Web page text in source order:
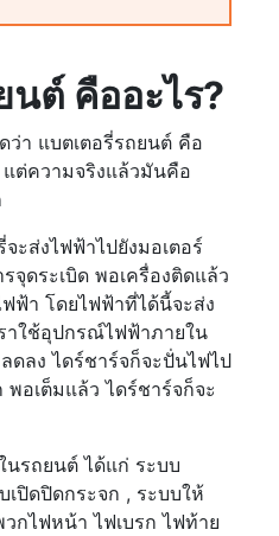
นต์ คืออะไร?
ว่า แบตเตอรี่รถยนต์ คือ
ต่ความจริงแล้วมันคือ
ะส่งไฟฟ้าไปยังมอเตอร์
จุดระเบิด พอเครื่องติดแล้ว
ฟ้า โดยไฟฟ้าที่ได้นี้จะส่ง
าใช้อุปกรณ์ไฟฟ้าภายใน
ดลง ไดร์ชาร์จก็จะปั่นไฟไป
อเต็มแล้ว ไดร์ชาร์จก็จะ
รถยนต์ ได้แก่ ระบบ
ปิดปิดกระจก , ระบบให้
กไฟหน้า ไฟเบรก ไฟท้าย